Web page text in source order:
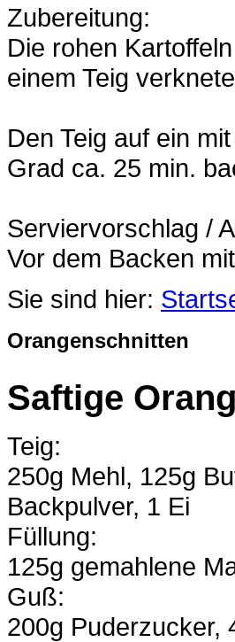
Zubereitung:
Die rohen
einem Teig
Den Teig auf ein
Grad ca. 25 min.
Serviervorschlag /
Vor dem Backen
Sie sind hier:
Orangenschnitten
Saftige
Teig:
250g Mehl, 125g
Backpulver, 1 Ei
Füllung:
125g gemahlene
Guß:
200g Puderzucker,